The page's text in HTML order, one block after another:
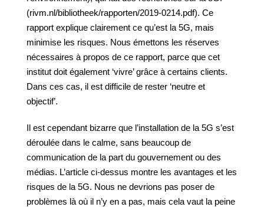
(rivm.nl/bibliotheek/rapporten/2019-0214.pdf). Ce
rapport explique clairement ce qu’est la 5G, mais
minimise les risques. Nous émettons les réserves
nécessaires à propos de ce rapport, parce que cet
institut doit également ‘vivre’ grâce à certains clients.
Dans ces cas, il est difficile de rester ‘neutre et
objectif’.
Il est cependant bizarre que l’installation de la 5G s’est
déroulée dans le calme, sans beaucoup de
communication de la part du gouvernement ou des
médias. L’article ci-dessus montre les avantages et les
risques de la 5G. Nous ne devrions pas poser de
problèmes là où il n’y en a pas, mais cela vaut la peine